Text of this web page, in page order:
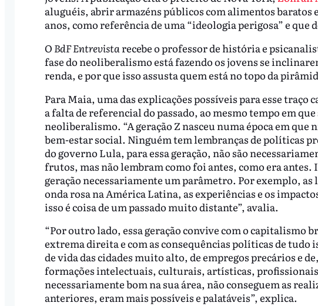
aluguéis, abrir armazéns públicos com alimentos baratos
anos, como referência de uma “ideologia perigosa” e que
O BdF Entrevista recebe o professor de história e
fase do neoliberalismo está fazendo os jovens se
renda, e por que isso assusta quem está no topo da
Para Maia, uma das explicações possíveis para esse
a falta de referencial do passado, ao mesmo tempo em
neoliberalismo. “A geração Z nasceu numa época em
bem-estar social. Ninguém tem lembranças de políticas
do governo Lula, para essa geração, não são
frutos, mas não lembram como foi antes, como era antes.
geração necessariamente um parâmetro. Por exemplo,
onda rosa na América Latina, as experiências e os
isso é coisa de um passado muito distante”, avalia.
“Por outro lado, essa geração convive com o capitalismo
extrema direita e com as consequências políticas de tudo
de vida das cidades muito alto, de empregos precários e
formações intelectuais, culturais, artísticas,
necessariamente bom na sua área, não conseguem as
anteriores, eram mais possíveis e palatáveis”, explica.